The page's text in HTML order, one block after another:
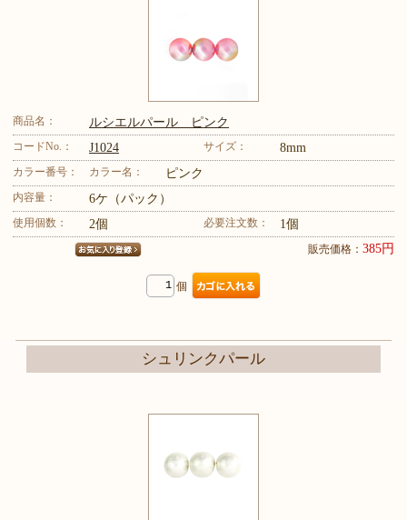
商品名： ルシエルパール ピンク
コードNo.： J1024 サイズ： 8mm
カラー番号： カラー名： ピンク
内容量： 6ケ（パック）
使用個数： 2個 必要注文数： 1個
販売価格： 385円
個
シュリンクパール